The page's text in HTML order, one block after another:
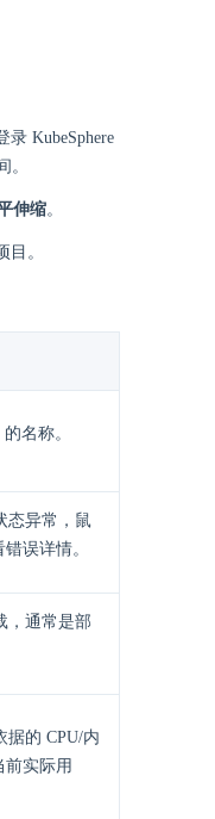
录 KubeSphere
。
伸缩。
。
名称。
态异常，鼠
误详情。
，通常是部
据的 CPU/内
前实际用